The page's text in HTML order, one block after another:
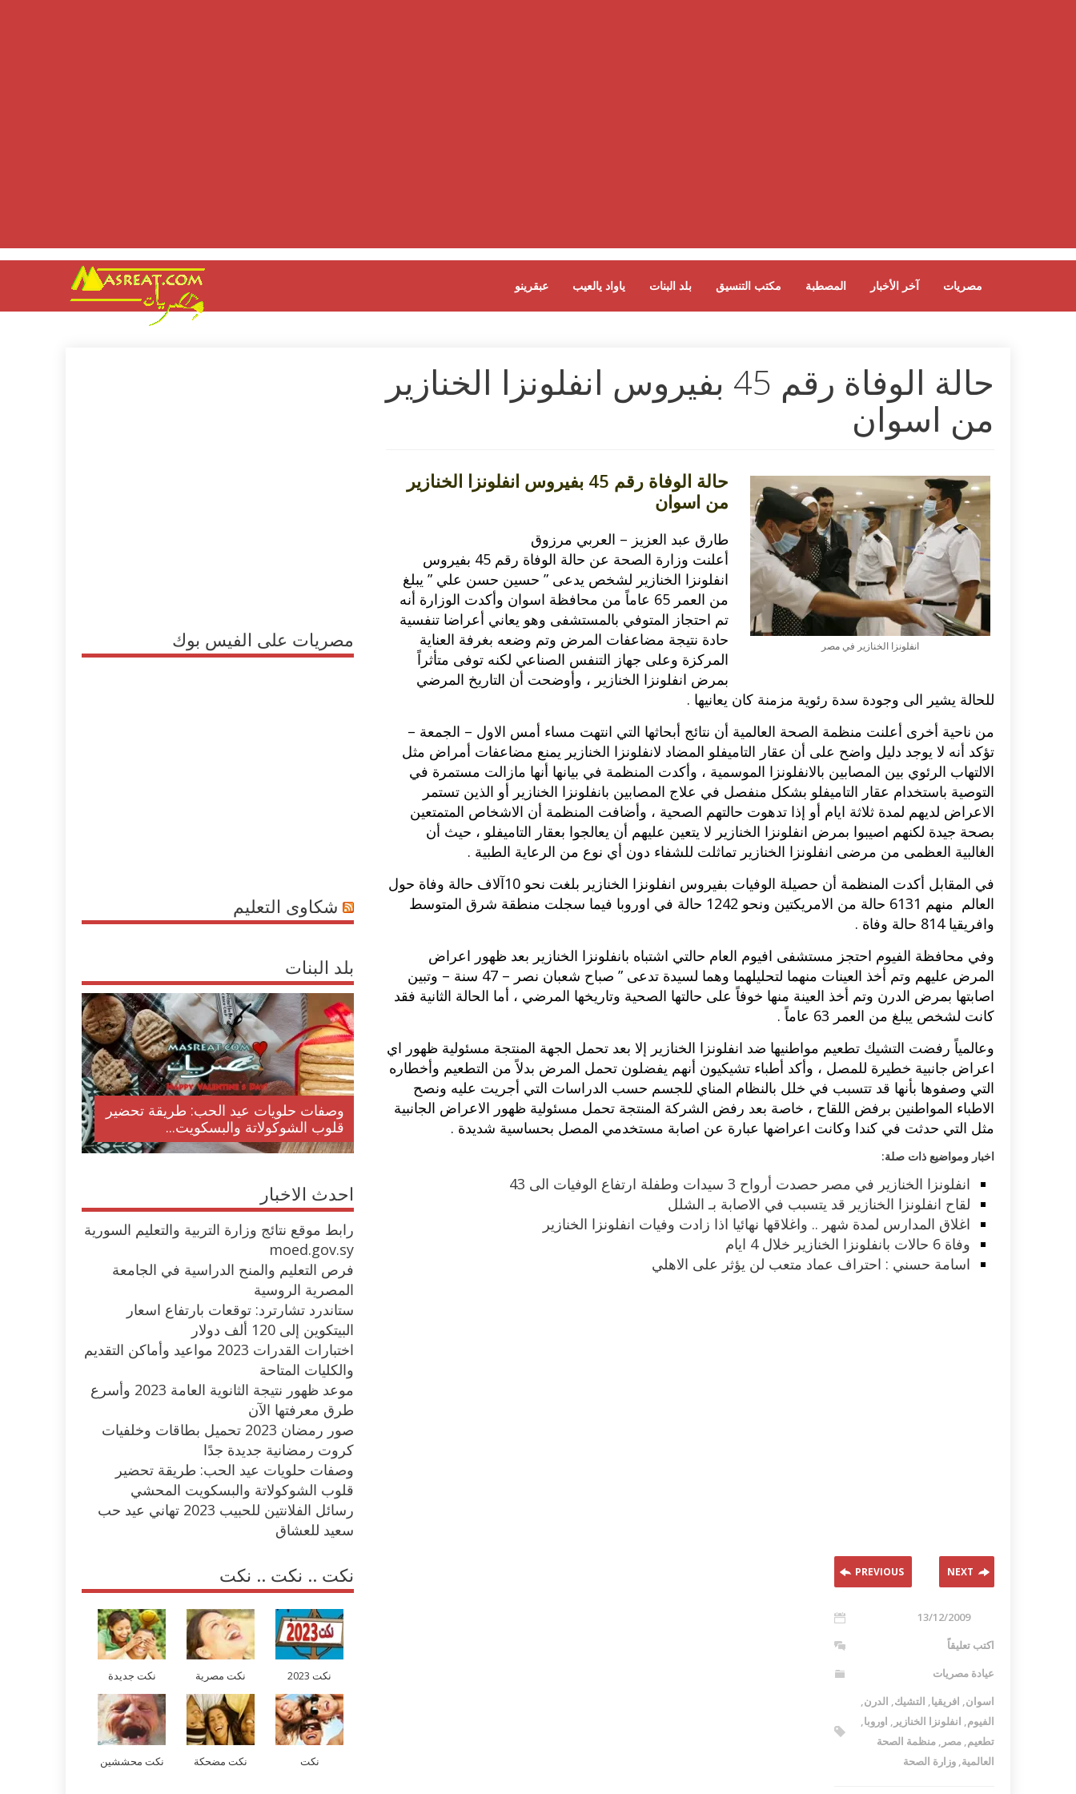
عبقرينو ياواد يالعيب بلد البنات مكتب التنسيق المصطبة آخر الأخبار مصريات
حالة الوفاة رقم 45 بفيروس انفلونزا الخنازير
من اسوان
انفلونزا الخنازير في مصر
حالة الوفاة رقم 45 بفيروس انفلونزا الخنازير
من اسوان
طارق عبد العزيز – العربي مرزوق
أعلنت وزارة الصحة عن حالة الوفاة رقم 45 بفيروس
انفلونزا الخنازير لشخص يدعى ” حسين حسن علي ” يبلغ
من العمر 65 عاماً من محافظة اسوان وأكدت الوزارة أنه
تم احتجاز المتوفي بالمستشفى وهو يعاني أعراضا تنفسية
حادة نتيجة مضاعفات المرض وتم وضعه بغرفة العناية
المركزة وعلى جهاز التنفس الصناعي لكنه توفى متأثراً
بمرض انفلونزا الخنازير ، وأوضحت أن التاريخ المرضي
للحالة يشير الى وجودة سدة رئوية مزمنة كان يعانيها .
من ناحية أخرى أعلنت منظمة الصحة العالمية أن نتائج أبحاثها التي انتهت مساء أمس الاول – الجمعة –
تؤكد أنه لا يوجد دليل واضح على أن عقار التاميفلو المضاد لانفلونزا الخنازير يمنع مضاعفات أمراض مثل
الالتهاب الرئوي بين المصابين بالانفلونزا الموسمية ، وأكدت المنظمة في بيانها أنها مازالت مستمرة في
التوصية باستخدام عقار التاميفلو بشكل منفصل في علاج المصابين بانفلونزا الخنازير أو الذين تستمر
الاعراض لديهم لمدة ثلاثة ايام أو إذا تدهوت حالتهم الصحية ، وأضافت المنظمة أن الاشخاص المتمتعين
بصحة جيدة لكنهم اصيبوا بمرض انفلونزا الخنازير لا يتعين عليهم أن يعالجوا بعقار التاميفلو ، حيث أن
الغالبية العظمى من مرضى انفلونزا الخنازير تماثلت للشفاء دون أي نوع من الرعاية الطبية .
في المقابل أكدت المنظمة أن حصيلة الوفيات بفيروس انفلونزا الخنازير بلغت نحو 10آلاف حالة وفاة حول
العالم منهم 6131 حالة من الامريكتين ونحو 1242 حالة في اوروبا فيما سجلت منطقة شرق المتوسط
وافريقيا 814 حالة وفاة .
وفي محافظة الفيوم احتجز مستشفى افيوم العام حالتي اشتباه بانفلونزا الخنازير بعد ظهور اعراض
المرض عليهم وتم أخذ العينات منهما لتحليلهما وهما لسيدة تدعى ” صباح شعبان نصر – 47 سنة – وتبين
اصابتها بمرض الدرن وتم أخذ العينة منها خوفاً على حالتها الصحية وتاريخها المرضي ، أما الحالة الثانية فقد
كانت لشخص يبلغ من العمر 63 عاماً .
وعالمياً رفضت التشيك تطعيم مواطنيها ضد انفلونزا الخنازير إلا بعد تحمل الجهة المنتجة مسئولية ظهور اي
اعراض جانبية خطيرة للمصل ، وأكد أطباء تشيكيون أنهم يفضلون تحمل المرض بدلاً من التطعيم وأخطاره
التي وصفوها بأنها قد تتسبب في خلل بالنظام المناي للجسم حسب الدراسات التي أجريت عليه ونصح
الاطباء المواطنين برفض اللقاح ، خاصة بعد رفض الشركة المنتجة تحمل مسئولية ظهور الاعراض الجانبية
مثل التي حدثت في كندا وكانت اعراضها عبارة عن اصابة مستخدمي المصل بحساسية شديدة .
اخبار ومواضيع ذات صلة:
انفلونزا الخنازير في مصر حصدت أرواح 3 سيدات وطفلة ارتفاع الوفيات الى 43
لقاح انفلونزا الخنازير قد يتسبب في الاصابة بـ الشلل
اغلاق المدارس لمدة شهر .. واغلاقها نهائيا اذا زادت وفيات انفلونزا الخنازير
وفاة 6 حالات بانفلونزا الخنازير خلال 4 ايام
اسامة حسني : احتراف عماد متعب لن يؤثر على الاهلي
PREVIOUS NEXT
13/12/2009
اكتب تعليقاً
عيادة مصريات
اسوان, افريقيا, التشيك, الدرن,
الفيوم, انفلونزا الخنازير , اوروبا,
تطعيم, مصر , منظمة الصحة
العالمية, وزارة الصحة
مصريات على الفيس بوك
شكاوى التعليم
بلد البنات
وصفات حلويات عيد الحب: طريقة تحضير
قلوب الشوكولاتة والبسكويت...
وصفات أكلات عيد راس السنة الميلادية
والميلاد المجيد الكريسما...
طريقة تحضير حلاوة المولد النبوي مع
وصفات بالفيديو والصور...
اكلات عيد الاضحى 2023 وصفات طبخ
احدث الاخبار
رابط موقع نتائج وزارة التربية والتعليم السورية
moed.gov.sy
فرص التعليم والمنح الدراسية في الجامعة
المصرية الروسية
ستاندرد تشارترد: توقعات بارتفاع اسعار
البيتكوين إلى 120 ألف دولار
اختبارات القدرات 2023 مواعيد وأماكن التقديم
والكليات المتاحة
موعد ظهور نتيجة الثانوية العامة 2023 وأسرع
طرق معرفتها الآن
صور رمضان 2023 تحميل بطاقات وخلفيات
كروت رمضانية جديدة جدًا
وصفات حلويات عيد الحب: طريقة تحضير
قلوب الشوكولاتة والبسكويت المحشي
رسائل الفلانتين للحبيب 2023 تهاني عيد حب
سعيد للعشاق
نكت .. نكت .. نكت
نكت 2023 نكت مصرية نكت جديدة
نكت نكت مضحكة نكت محششين